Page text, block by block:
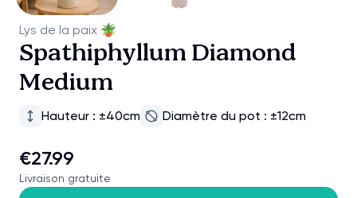
Lys de la paix 🪴
Spathiphyllum Diamond
Medium
Hauteur : ±40cm Diamètre du pot : ±12cm
€27.99
Livraison gratuite